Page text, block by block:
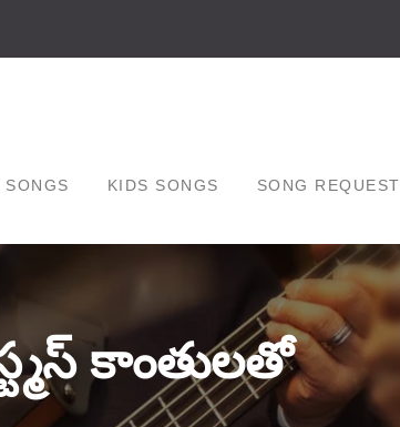
KIDS SONGS SONG REQUEST
కాంతులతో